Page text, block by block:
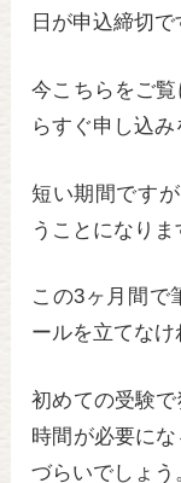
日が申込締切で
今こちらをご
らすぐ申し込み
短い期間です
うことになりま
この3ヶ月間で
ールを立てなけ
初めての受験
時間が必要に
づらいでしょう